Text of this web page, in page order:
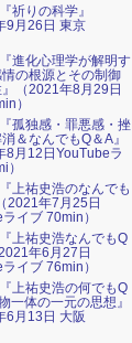
祈りの科学』
9月26日 東京
進化心理学が解明す
の根源とその制御
（2021年8月29日
）
孤独感・罪悪感・挫
＆なんでもQ＆A』
8月12日YouTubeラ
）
上祐史浩のなんでも
2021年7月25日
イブ 70min）
上祐史浩なんでもQ
年6月27日
イブ 76min）
上祐史浩の何でもQ
一体の一元の思想』
6月13日 大阪